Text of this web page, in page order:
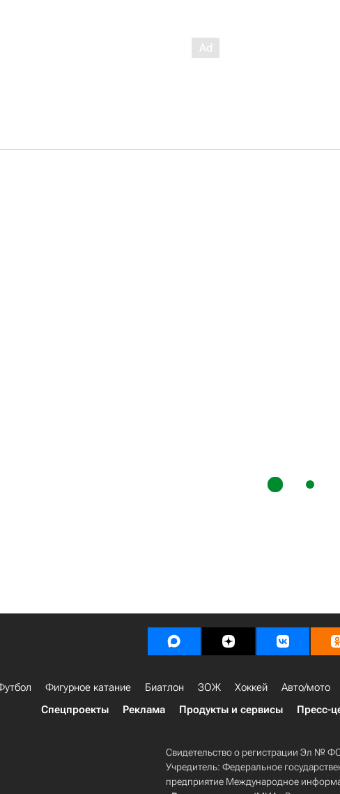
Фигурное катание Биатлон ЗОЖ Хоккей Авто/мото
Спецпроекты
Реклама Продукты и сервисы Пресс-
Свидетельство о регистрации Эл №
Учредитель: Федеральное
предприятие Международное